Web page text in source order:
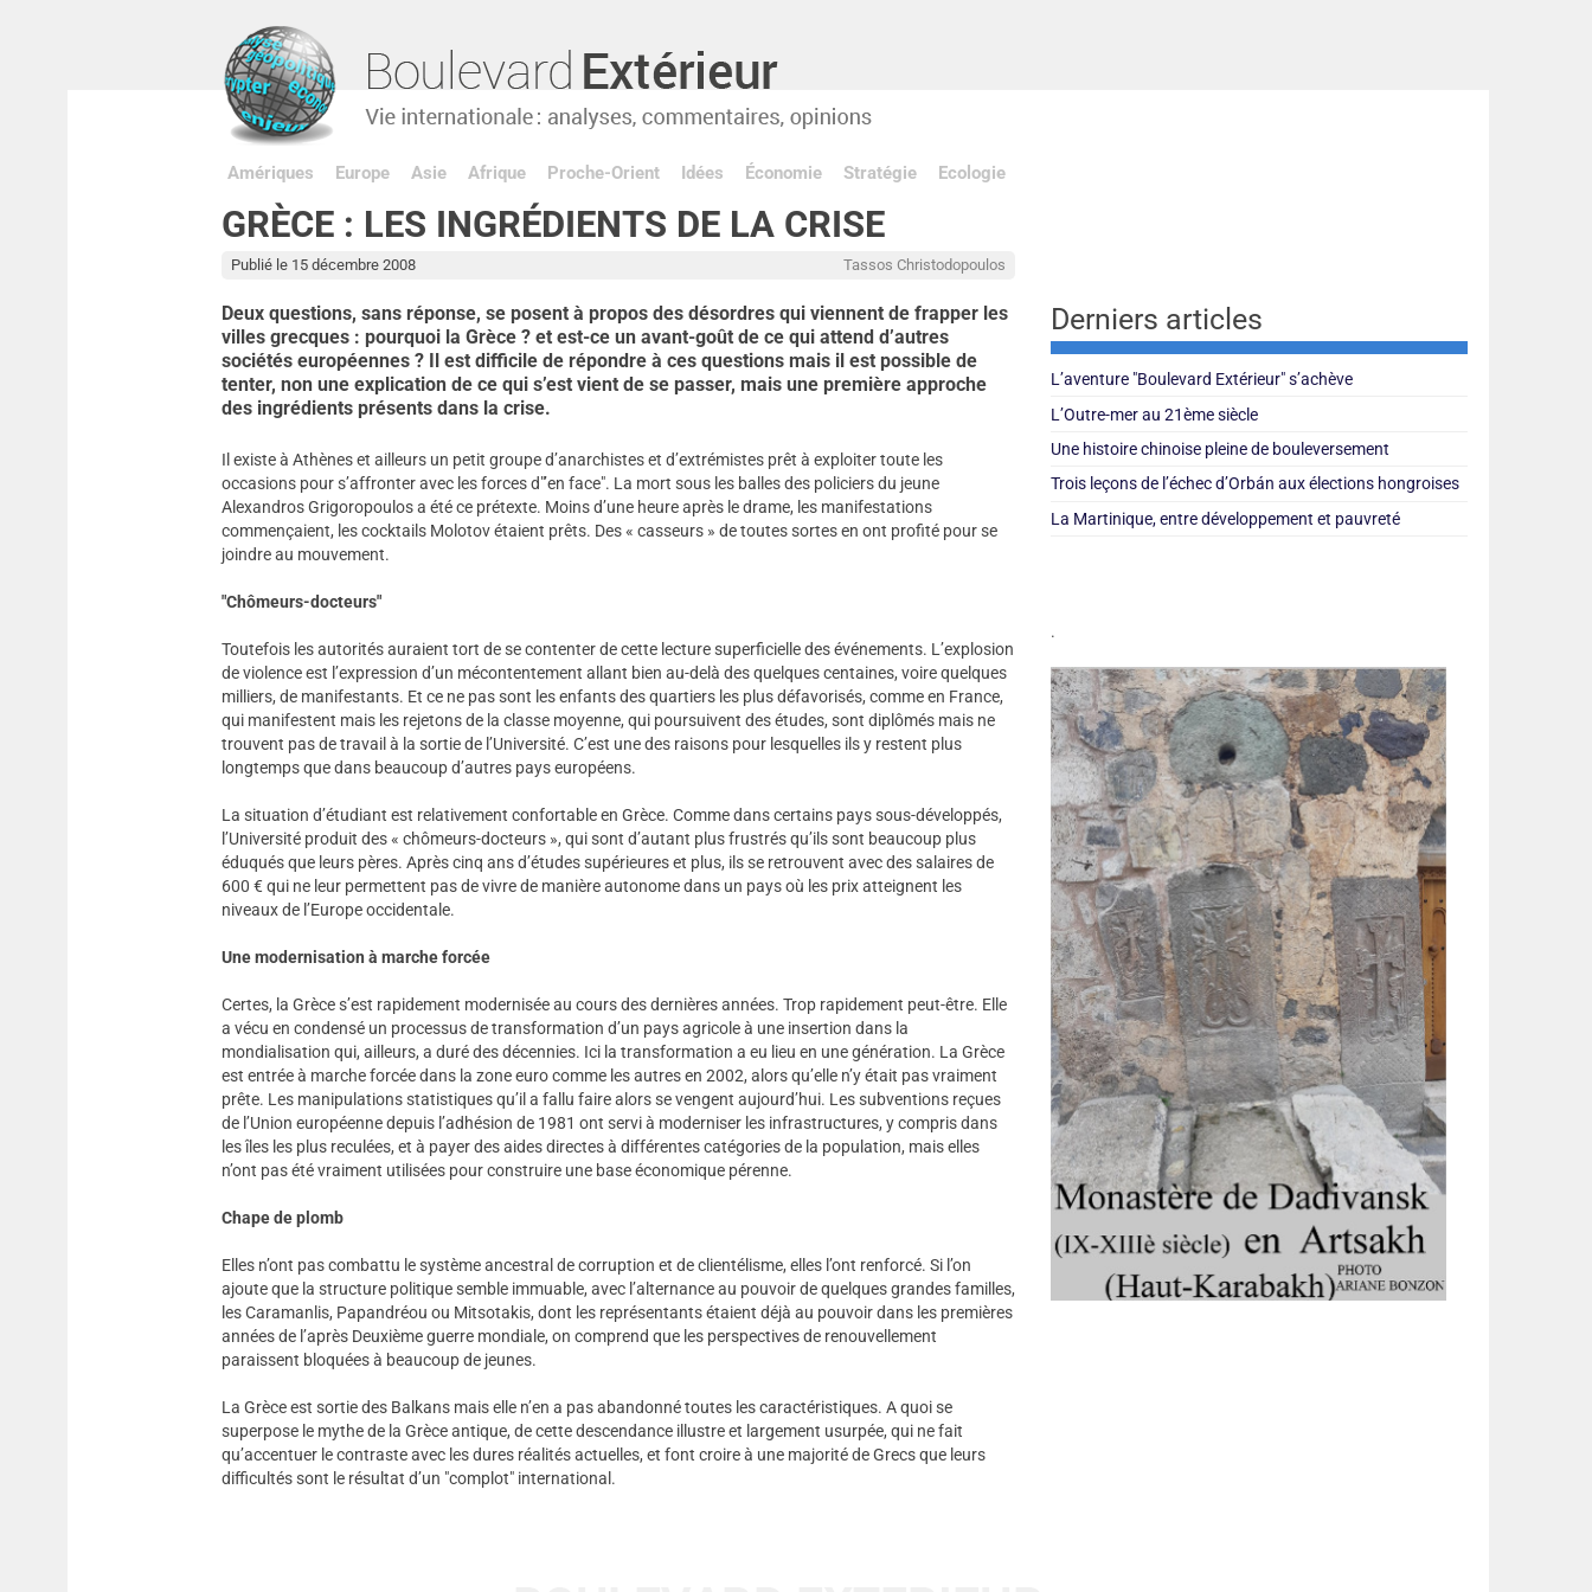
Amériques Europe Asie Afrique Proche-Orient Idées Économie Stratégie Ecologie
GRÈCE : LES INGRÉDIENTS DE LA CRISE
Tassos Christodopoulos
Publié le 15 décembre 2008
Deux questions, sans réponse, se posent à propos des désordres qui viennent de frapper les
villes grecques : pourquoi la Grèce ? et est-ce un avant-goût de ce qui attend d’autres
sociétés européennes ? Il est difficile de répondre à ces questions mais il est possible de
tenter, non une explication de ce qui s’est vient de se passer, mais une première approche
des ingrédients présents dans la crise.
Il existe à Athènes et ailleurs un petit groupe d’anarchistes et d’extrémistes prêt à exploiter toute les
occasions pour s’affronter avec les forces d"’en face". La mort sous les balles des policiers du jeune
Alexandros Grigoropoulos a été ce prétexte. Moins d’une heure après le drame, les manifestations
commençaient, les cocktails Molotov étaient prêts. Des « casseurs » de toutes sortes en ont profité pour se
joindre au mouvement.
"Chômeurs-docteurs"
Toutefois les autorités auraient tort de se contenter de cette lecture superficielle des événements. L’explosion
de violence est l’expression d’un mécontentement allant bien au-delà des quelques centaines, voire quelques
milliers, de manifestants. Et ce ne pas sont les enfants des quartiers les plus défavorisés, comme en France,
qui manifestent mais les rejetons de la classe moyenne, qui poursuivent des études, sont diplômés mais ne
trouvent pas de travail à la sortie de l’Université. C’est une des raisons pour lesquelles ils y restent plus
longtemps que dans beaucoup d’autres pays européens.
La situation d’étudiant est relativement confortable en Grèce. Comme dans certains pays sous-développés,
l’Université produit des « chômeurs-docteurs », qui sont d’autant plus frustrés qu’ils sont beaucoup plus
éduqués que leurs pères. Après cinq ans d’études supérieures et plus, ils se retrouvent avec des salaires de
600 € qui ne leur permettent pas de vivre de manière autonome dans un pays où les prix atteignent les
niveaux de l’Europe occidentale.
Une modernisation à marche forcée
Certes, la Grèce s’est rapidement modernisée au cours des dernières années. Trop rapidement peut-être. Elle
a vécu en condensé un processus de transformation d’un pays agricole à une insertion dans la
mondialisation qui, ailleurs, a duré des décennies. Ici la transformation a eu lieu en une génération. La Grèce
est entrée à marche forcée dans la zone euro comme les autres en 2002, alors qu’elle n’y était pas vraiment
prête. Les manipulations statistiques qu’il a fallu faire alors se vengent aujourd’hui. Les subventions reçues
de l’Union européenne depuis l’adhésion de 1981 ont servi à moderniser les infrastructures, y compris dans
les îles les plus reculées, et à payer des aides directes à différentes catégories de la population, mais elles
n’ont pas été vraiment utilisées pour construire une base économique pérenne.
Chape de plomb
Elles n’ont pas combattu le système ancestral de corruption et de clientélisme, elles l’ont renforcé. Si l’on
ajoute que la structure politique semble immuable, avec l’alternance au pouvoir de quelques grandes familles,
les Caramanlis, Papandréou ou Mitsotakis, dont les représentants étaient déjà au pouvoir dans les premières
années de l’après Deuxième guerre mondiale, on comprend que les perspectives de renouvellement
paraissent bloquées à beaucoup de jeunes.
La Grèce est sortie des Balkans mais elle n’en a pas abandonné toutes les caractéristiques. A quoi se
superpose le mythe de la Grèce antique, de cette descendance illustre et largement usurpée, qui ne fait
qu’accentuer le contraste avec les dures réalités actuelles, et font croire à une majorité de Grecs que leurs
difficultés sont le résultat d’un "complot" international.
Derniers articles
L’aventure "Boulevard Extérieur" s’achève
L’Outre-mer au 21ème siècle
Une histoire chinoise pleine de bouleversement
Trois leçons de l’échec d’Orbán aux élections hongroises
La Martinique, entre développement et pauvreté
.